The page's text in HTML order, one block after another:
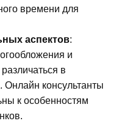
времени для
аспектов:
и
в
Онлайн консультанты
к особенностям